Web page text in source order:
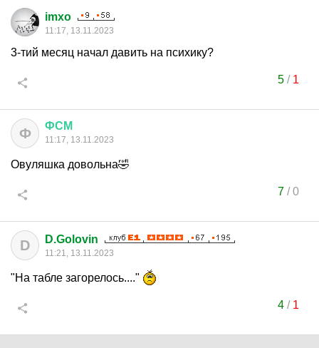
imxo
11:17, 13.11.2023
3-тий месяц начал давить на психику?
5/ 1
Ф ФСМ
11:17, 13.11.2023
Овуляшка довольна🤣
7/0
D D.Golovin
11:21, 13.11.2023
"На табле загорелось...."
4/ 1